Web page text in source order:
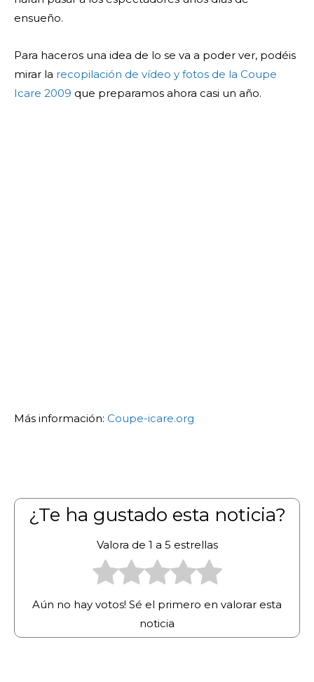
ensueño.
Para haceros una idea de lo se va a poder ver, podéis
mirar la recopilación de vídeo y fotos de la Coupe
Icare 2009 que preparamos ahora casi un año.
Más información: Coupe-icare.org
¿Te ha gustado esta noticia?
Valora de 1 a 5 estrellas
Aún no hay votos! Sé el primero en valorar esta
noticia